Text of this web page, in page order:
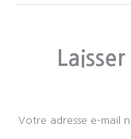
Votre adresse e-mail